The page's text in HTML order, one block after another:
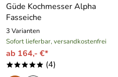
Güde Kochmesser Alpha
Fasseiche
3 Varianten
Sofort lieferbar, versandkostenfrei
ab 164,- €*
***** (4)